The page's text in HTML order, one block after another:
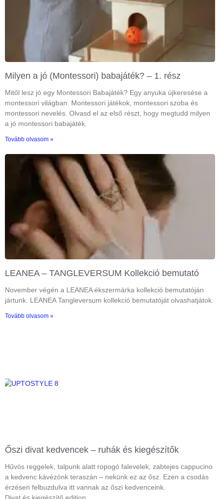
Milyen a jó (Montessori) babajáték? – 1. rész
Mitől lesz jó egy Montessori Babajáték? Egy anyuka újkeresése a
montessori világban. Montessori játékok, montessori szoba és
montessori nevelés. Olvasd el az első részt, hogy megtudd milyen
a jó montessori babajáték.
Tovább olvasom »
LEANEA – TANGLEVERSUM Kollekció bemutató
November végén a LEANEA ékszermárka kollekció bemutatóján
jártunk. LEANEA Tangleversum kollekció bemutatóját olvashatjátok.
Tovább olvasom »
Őszi divat kedvencek – ruhák és kiegészítők
Hűvös reggelek, talpunk alatt ropogó falevelek, zabtejes cappucino
a kedvenc kávézónk teraszán – nekünk ez az ősz. Ezen a csodás
érzésen felbuzdulva itt vannak az őszi kedvenceink.